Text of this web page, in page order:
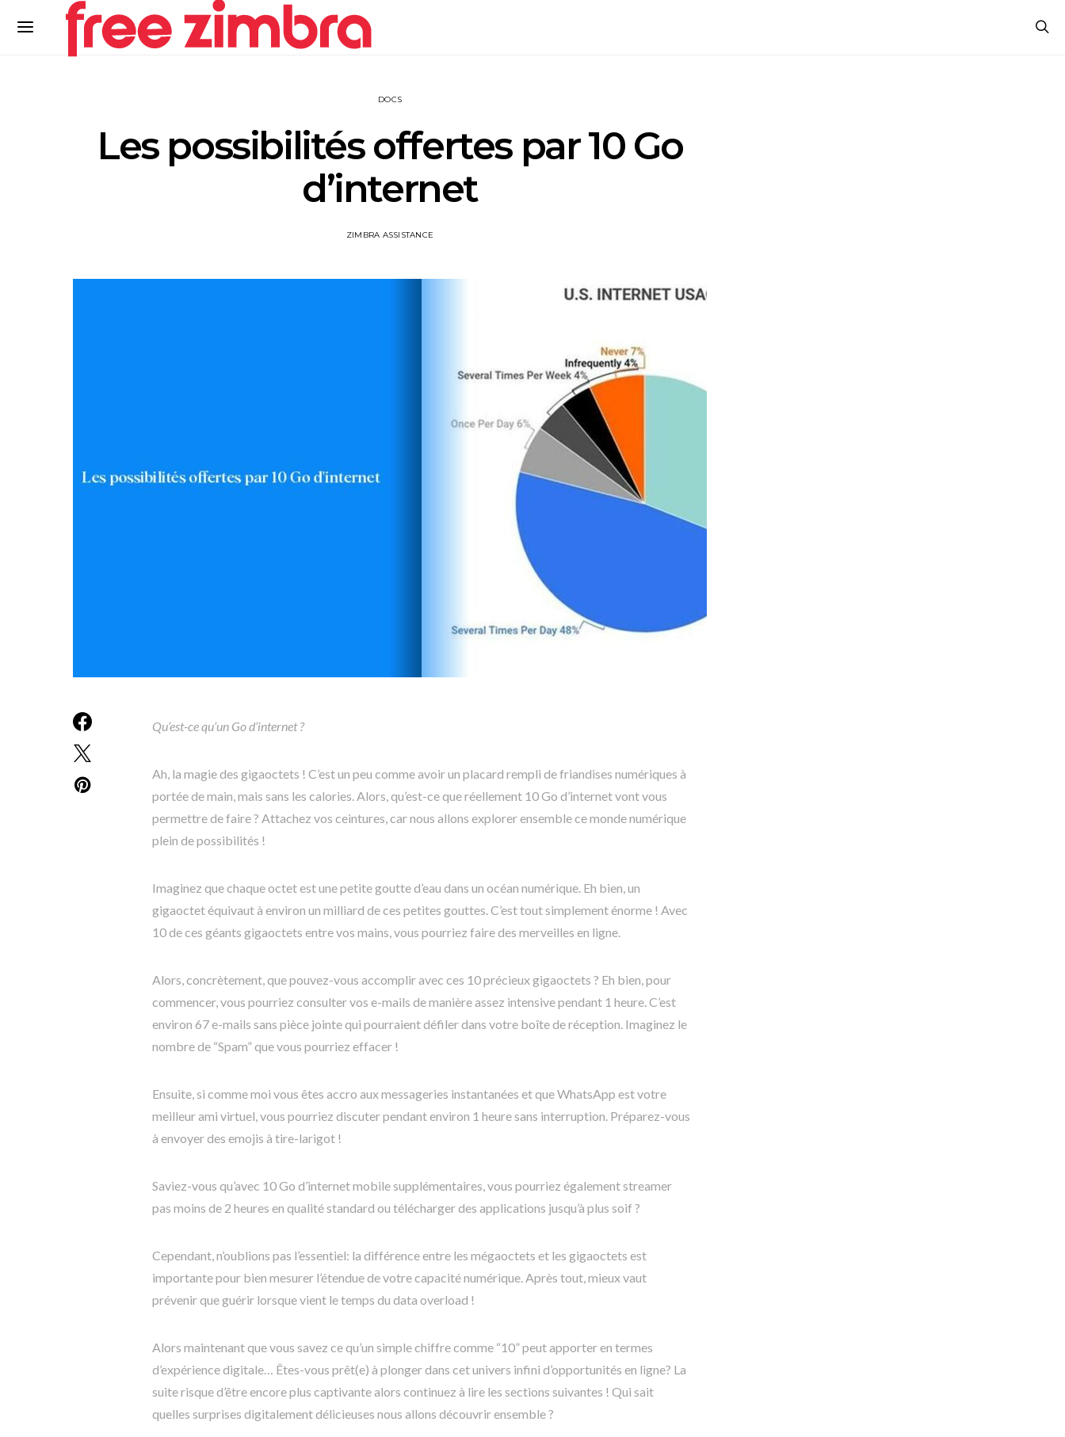
DOCS
Les possibilités offertes par 10 Go
d’internet
ZIMBRA ASSISTANCE
Qu’est-ce qu’un Go d’internet ?
Ah, la magie des gigaoctets ! C’est un peu comme avoir un placard rempli de friandises numériques à
portée de main, mais sans les calories. Alors, qu’est-ce que réellement 10 Go d’internet vont vous
permettre de faire ? Attachez vos ceintures, car nous allons explorer ensemble ce monde numérique
plein de possibilités !
Imaginez que chaque octet est une petite goutte d’eau dans un océan numérique. Eh bien, un
gigaoctet équivaut à environ un milliard de ces petites gouttes. C’est tout simplement énorme ! Avec
10 de ces géants gigaoctets entre vos mains, vous pourriez faire des merveilles en ligne.
Alors, concrètement, que pouvez-vous accomplir avec ces 10 précieux gigaoctets ? Eh bien, pour
commencer, vous pourriez consulter vos e-mails de manière assez intensive pendant 1 heure. C’est
environ 67 e-mails sans pièce jointe qui pourraient défiler dans votre boîte de réception. Imaginez le
nombre de “Spam” que vous pourriez effacer !
Ensuite, si comme moi vous êtes accro aux messageries instantanées et que WhatsApp est votre
meilleur ami virtuel, vous pourriez discuter pendant environ 1 heure sans interruption. Préparez-vous
à envoyer des emojis à tire-larigot !
Saviez-vous qu’avec 10 Go d’internet mobile supplémentaires, vous pourriez également streamer
pas moins de 2 heures en qualité standard ou télécharger des applications jusqu’à plus soif ?
Cependant, n’oublions pas l’essentiel: la différence entre les mégaoctets et les gigaoctets est
importante pour bien mesurer l’étendue de votre capacité numérique. Après tout, mieux vaut
prévenir que guérir lorsque vient le temps du data overload !
Alors maintenant que vous savez ce qu’un simple chiffre comme “10” peut apporter en termes
d’expérience digitale… Êtes-vous prêt(e) à plonger dans cet univers infini d’opportunités en ligne? La
suite risque d’être encore plus captivante alors continuez à lire les sections suivantes ! Qui sait
quelles surprises digitalement délicieuses nous allons découvrir ensemble ?